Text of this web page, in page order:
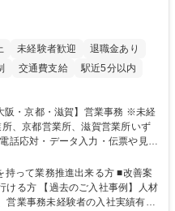
未経験者歓迎
退職金あり
交通費支給
駅近5分以内
話応対・データ入力・伝票や見積
内で発生する事務業務や業務改
。業務システムがきちんと構築さ
ことができる環境です。また、
って業務推進出来る方 ■改善案
ける方 【過去のご入社事例】人材
営業事務未経験者の入社実績有